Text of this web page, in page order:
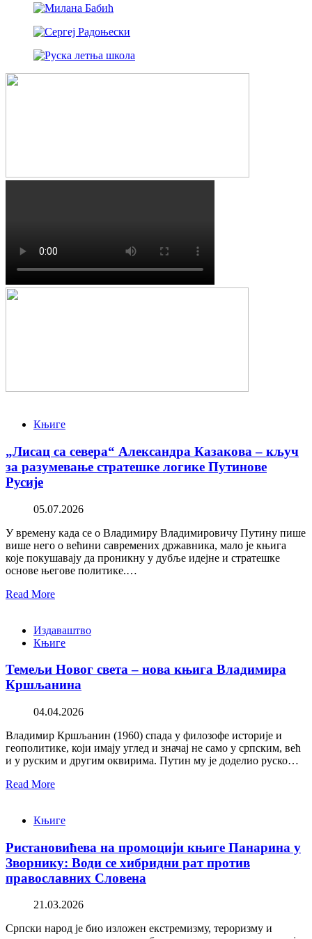
Књиге
„Лисац са севера“ Александра Казакова – кључ
за разумевање стратешке логике Путинове
Русије
05.07.2026
У времену када се о Владимиру Владимировичу Путину пише
више него о већини савремених државника, мало је књига
које покушавају да проникну у дубље идејне и стратешке
основе његове политике.…
Read More
Издаваштво
Књиге
Темељи Новог света – нова књига Владимира
Кршљанина
04.04.2026
Владимир Кршљанин (1960) спада у филозофе историје и
геополитике, који имају углед и значај не само у српским, већ
и у руским и другим оквирима. Путин му је доделио руско…
Read More
Књиге
Ристановићева на промоцији књиге Панарина у
Зворнику: Води се хибридни рат против
православних Словена
21.03.2026
Српски народ је био изложен екстремизму, тероризму и